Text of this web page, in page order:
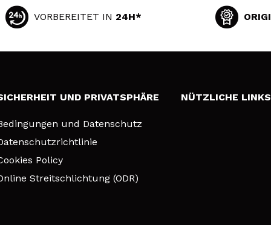
VORBEREITET IN 24H*
UND PRIVATSPHÄRE
und Datenschutz
Policy
Streitschlichtung (ODR)
NÜTZLICHE LINKS